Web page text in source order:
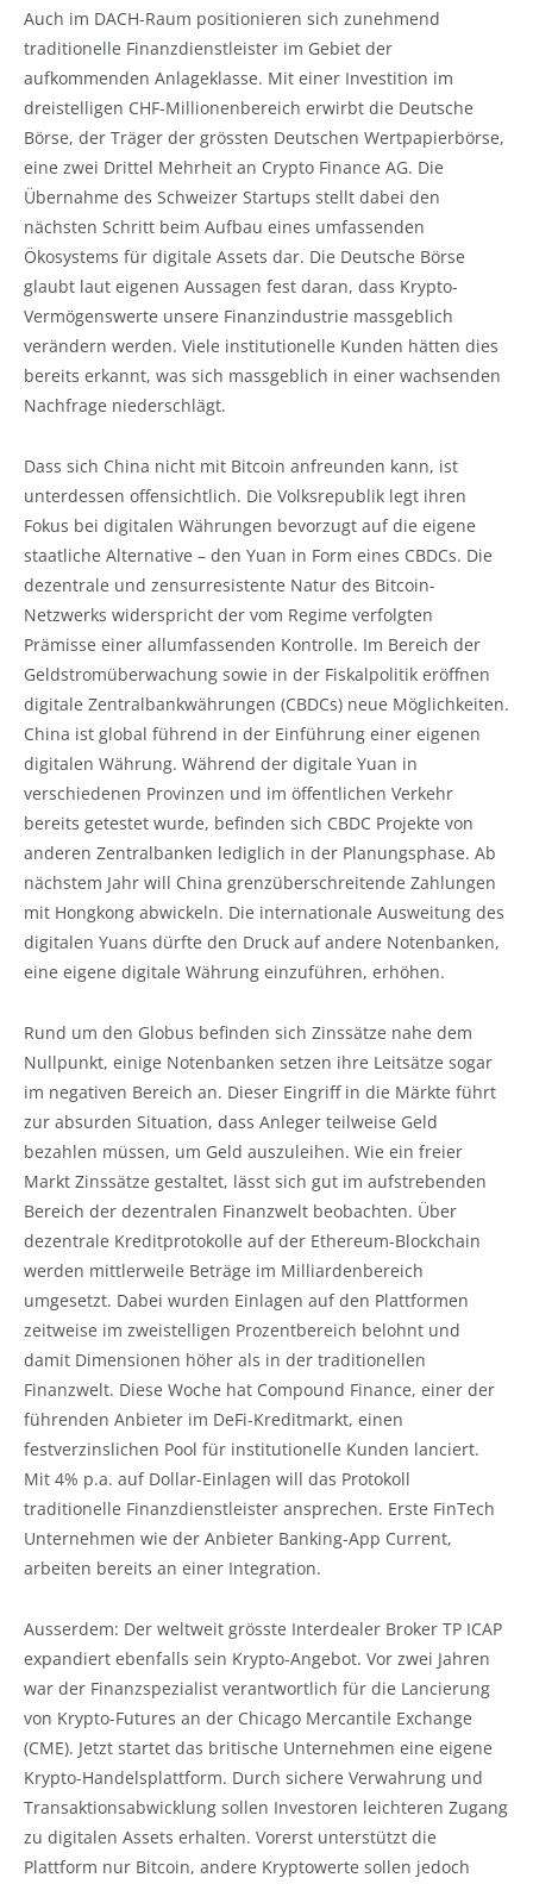
Auch im DACH-Raum positionieren sich zunehmend
traditionelle Finanzdienstleister im Gebiet der
aufkommenden Anlageklasse. Mit einer Investition im
dreistelligen CHF-Millionenbereich erwirbt die Deutsche
Börse, der Träger der grössten Deutschen Wertpapierbörse,
eine zwei Drittel Mehrheit an Crypto Finance AG. Die
Übernahme des Schweizer Startups stellt dabei den
nächsten Schritt beim Aufbau eines umfassenden
Ökosystems für digitale Assets dar. Die Deutsche Börse
glaubt laut eigenen Aussagen fest daran, dass Krypto-
Vermögenswerte unsere Finanzindustrie massgeblich
verändern werden. Viele institutionelle Kunden hätten dies
bereits erkannt, was sich massgeblich in einer wachsenden
Nachfrage niederschlägt.
Dass sich China nicht mit Bitcoin anfreunden kann, ist
unterdessen offensichtlich. Die Volksrepublik legt ihren
Fokus bei digitalen Währungen bevorzugt auf die eigene
staatliche Alternative – den Yuan in Form eines CBDCs. Die
dezentrale und zensurresistente Natur des Bitcoin-
Netzwerks widerspricht der vom Regime verfolgten
Prämisse einer allumfassenden Kontrolle. Im Bereich der
Geldstromüberwachung sowie in der Fiskalpolitik eröffnen
digitale Zentralbankwährungen (CBDCs) neue Möglichkeiten.
China ist global führend in der Einführung einer eigenen
digitalen Währung. Während der digitale Yuan in
verschiedenen Provinzen und im öffentlichen Verkehr
bereits getestet wurde, befinden sich CBDC Projekte von
anderen Zentralbanken lediglich in der Planungsphase. Ab
nächstem Jahr will China grenzüberschreitende Zahlungen
mit Hongkong abwickeln. Die internationale Ausweitung des
digitalen Yuans dürfte den Druck auf andere Notenbanken,
eine eigene digitale Währung einzuführen, erhöhen.
Rund um den Globus befinden sich Zinssätze nahe dem
Nullpunkt, einige Notenbanken setzen ihre Leitsätze sogar
im negativen Bereich an. Dieser Eingriff in die Märkte führt
zur absurden Situation, dass Anleger teilweise Geld
bezahlen müssen, um Geld auszuleihen. Wie ein freier
Markt Zinssätze gestaltet, lässt sich gut im aufstrebenden
Bereich der dezentralen Finanzwelt beobachten. Über
dezentrale Kreditprotokolle auf der Ethereum-Blockchain
werden mittlerweile Beträge im Milliardenbereich
umgesetzt. Dabei wurden Einlagen auf den Plattformen
zeitweise im zweistelligen Prozentbereich belohnt und
damit Dimensionen höher als in der traditionellen
Finanzwelt. Diese Woche hat Compound Finance, einer der
führenden Anbieter im DeFi-Kreditmarkt, einen
festverzinslichen Pool für institutionelle Kunden lanciert.
Mit 4% p.a. auf Dollar-Einlagen will das Protokoll
traditionelle Finanzdienstleister ansprechen. Erste FinTech
Unternehmen wie der Anbieter Banking-App Current,
arbeiten bereits an einer Integration.
Ausserdem: Der weltweit grösste Interdealer Broker TP ICAP
expandiert ebenfalls sein Krypto-Angebot. Vor zwei Jahren
war der Finanzspezialist verantwortlich für die Lancierung
von Krypto-Futures an der Chicago Mercantile Exchange
(CME). Jetzt startet das britische Unternehmen eine eigene
Krypto-Handelsplattform. Durch sichere Verwahrung und
Transaktionsabwicklung sollen Investoren leichteren Zugang
zu digitalen Assets erhalten. Vorerst unterstützt die
Plattform nur Bitcoin, andere Kryptowerte sollen jedoch